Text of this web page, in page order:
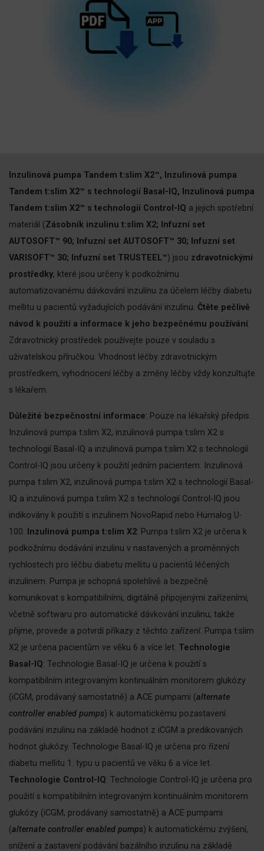
Inzulinová pumpa Tandem t:slim X2™, Inzulinová pumpa
Tandem t:slim X2™ s technologií Basal-IQ, Inzulinová pumpa
Tandem t:slim X2™ s technologií Control-IQ a jejich spotřební
materiál (Zásobník inzulinu t:slim X2; Infuzní set
AUTOSOFT™ 90; Infuzní set AUTOSOFT™ 30; Infuzní set
VARISOFT™ 30; Infuzní set TRUSTEEL™) jsou zdravotnickými
prostředky, které jsou určeny k podkožnímu
automatizovanému dávkování inzulínu za účelem léčby diabetu
mellitu u pacientů vyžadujících podávání inzulinu. Čtěte pečlivě
návod k použití a informace k jeho bezpečnému používání.
Zdravotnický prostředek používejte pouze v souladu s
uživatelskou příručkou. Vhodnost léčby zdravotnickým
prostředkem, vyhodnocení léčby a změny léčby vždy konzultujte
s lékařem.
Důležité bezpečnostní informace: Pouze na lékařský předpis.
Inzulinová pumpa t:slim X2, inzulinová pumpa t:slim X2 s
technologií Basal-IQ a inzulinová pumpa t:slim X2 s technologií
Control-IQ jsou určeny k použití jedním pacientem. Inzulinová
pumpa t:slim X2, inzulinová pumpa t:slim X2 s technologií Basal-
IQ a inzulinová pumpa t:slim X2 s technologií Control-IQ jsou
indikovány k použití s inzulinem NovoRapid nebo Humalog U-
100. Inzulinová pumpa t:slim X2: Pumpa t:slim X2 je určena k
podkožnímu dodávání inzulinu v nastavených a proměnných
rychlostech pro léčbu diabetu mellitu u pacientů léčených
inzulinem. Pumpa je schopná spolehlivě a bezpečně
komunikovat s kompatibilními, digitálně připojenými zařízeními,
včetně softwaru pro automatické dávkování inzulinu, takže
přijme, provede a potvrdí příkazy z těchto zařízení. Pumpa t:slim
X2 je určena pacientům ve věku 6 a více let. Technologie
Basal-IQ: Technologie Basal-IQ je určena k použití s
kompatibilním integrovaným kontinuálním monitorem glukózy
(iCGM, prodávaný samostatně) a ACE pumpami (alternate
controller enabled pumps) k automatickému pozastavení
podávání inzulinu na základě hodnot z iCGM a predikovaných
hodnot glukózy. Technologie Basal-IQ je určena pro řízení
diabetu mellitu 1. typu u pacientů ve věku 6 a více let.
Technologie Control-IQ: Technologie Control-IQ je určena pro
použití s kompatibilním integrovaným kontinuálním monitorem
glukózy (iCGM, prodávaný samostatně) a ACE pumpami
(alternate controller enabled pumps) k automatickému zvýšení,
snížení a zastavení podávání bazálního inzulinu na základě